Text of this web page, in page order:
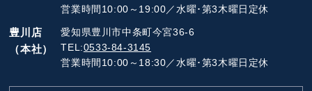
営業時間10:00～19:00／水曜･第3木曜日定休
豊川店
（本社）
愛知県豊川市中条町今宮36-6
TEL:0533-84-3145
営業時間10:00～18:30／水曜･第3木曜日定休